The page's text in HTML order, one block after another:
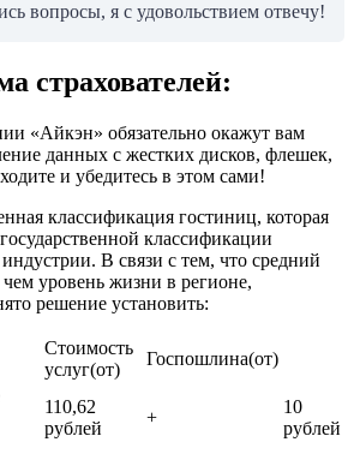
вопросы, я с удовольствием отвечу!
страхователей:
«Айкэн» обязательно окажут вам
данных с жестких дисков, флешек,
и убедитесь в этом сами!
классификация гостиниц, которая
классификации
В связи с тем, что средний
уровень жизни в регионе,
решение установить:
Стоимость
услуг(от)
Госпошлина(от)
110,62
рублей
+
10
рублей